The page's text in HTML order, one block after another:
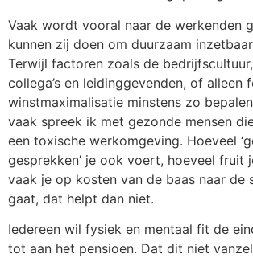
Vaak wordt vooral naar de werkenden
kunnen zij doen om duurzaam
Terwijl factoren zoals de
collega’s en leidinggevenden, of alleen
winstmaximalisatie minstens zo
vaak spreek ik met gezonde mensen
een toxische werkomgeving. Hoeveel
gesprekken’ je ook voert, hoeveel fruit
vaak je op kosten van de baas naar de
gaat, dat helpt dan niet.
Iedereen wil fysiek en mentaal fit de
tot aan het pensioen. Dat dit niet